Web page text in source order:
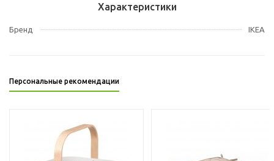
Характеристики
Бренд IKEA
Персональные рекомендации